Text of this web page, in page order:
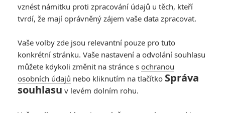
KOMENTÁŘE 0
PŘIDAT NOVÝ KOMENTÁŘ
Pro psaní komentářů, se přihlašte.
vznést námitku proti zpracování údajů u těch, kteří
tvrdí, že mají oprávněný zájem vaše data zpracovat.
Vaše volby zde jsou relevantní pouze pro tuto
konkrétní stránku. Vaše nastavení a odvolání souhlasu
můžete kdykoli změnit na stránce s ochranou
osobních údajů nebo kliknutím na tlačítko Správa
souhlasu v levém dolním rohu.